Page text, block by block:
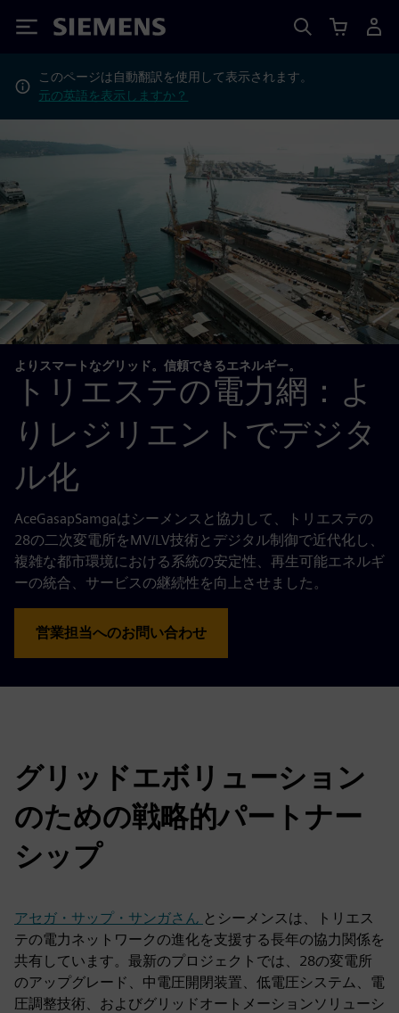
Siemens
このページは自動翻訳を使用して表示されます。
元の英語を表示しますか？
よりスマートなグリッド。信頼できるエネルギー。
トリエステの電力網：よ
りレジリエントでデジタ
ル化
AceGasapSamgaはシーメンスと協力して、トリエステの
28の二次変電所をMV/LV技術とデジタル制御で近代化し、
複雑な都市環境における系統の安定性、再生可能エネルギ
ーの統合、サービスの継続性を向上させました。
営業担当へのお問い合わせ
グリッドエボリューション
のための戦略的パートナー
シップ
アセガ・サップ・サンガさん とシーメンスは、トリエス
テの電力ネットワークの進化を支援する長年の協力関係を
共有しています。最新のプロジェクトでは、28の変電所
のアップグレード、中電圧開閉装置、低電圧システム、電
圧調整技術、およびグリッドオートメーションソリューシ